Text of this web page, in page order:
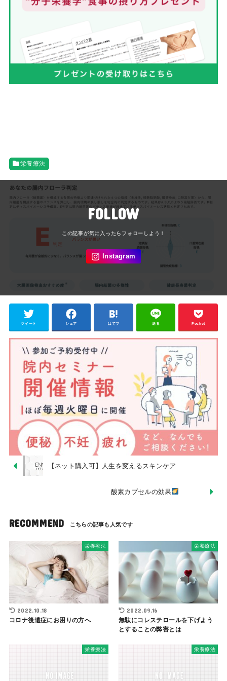
栄養療法
FOLLOW
ツイート シェア はてブ 送る Pocket
【ネット購入可】人生を変えるスキンケア
酸素カプセルの効果
RECOMMEND
栄養療法
2022.10.18
コロナ後遺症にお困りの方へ
栄養療法
2022.09.16
無駄にコレステロールを下げよう
とすることの弊害とは
栄養療法 栄養療法